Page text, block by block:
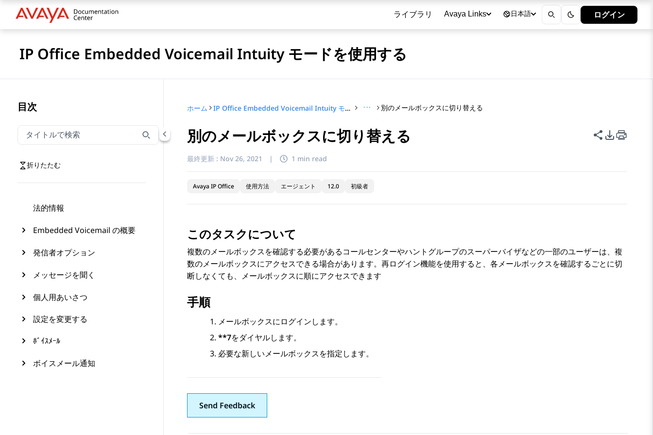
ライブラリ Avaya Links 日本語 ログイン
IP Office Embedded Voicemail Intuity モードを使用する
目次
タイトルでナビゲーションをフィルター
タイトルでナビゲーション項目を絞り込むには入力してください
折りたたむ
法的情報
Embedded Voicemail の概要
発信者オプション
メッセージを聞く
個人用あいさつ
設定を変更する
ﾎﾞｲｽﾒｰﾙ
ボイスメール通知
ホーム IP Office Embedded Voicemail Intuity モードを使用する ··· 別のメールボックスに切り替える
別のメールボックスに切り替える このページ
PDFエク
最終更新 : Nov 26, 2021 | 1 min read
Avaya IP Office 使用方法 エージェント 12.0 初級者
このタスクについて
複数のメールボックスを確認する必要があるコールセンターやハントグループのスーパーバイザなどの一部のユーザーは、複
数のメールボックスにアクセスできる場合があります。再ログイン機能を使用すると、各メールボックスを確認するごとに切
断しなくても、メールボックスに順にアクセスできます
手順
メールボックスにログインします。
**7をダイヤルします。
必要な新しいメールボックスを指定します。
Send Feedback